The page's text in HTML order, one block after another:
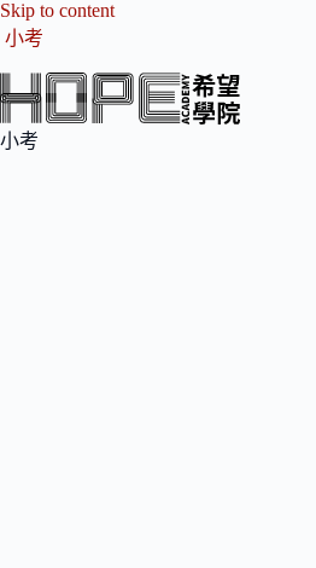
Skip to content
小考
小考